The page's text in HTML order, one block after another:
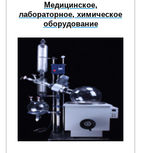
Медицинское,
лабораторное, химическое
оборудование